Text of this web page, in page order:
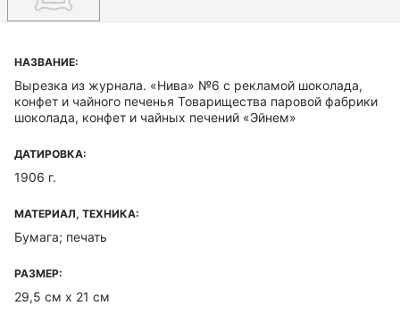
НАЗВАНИЕ:
Вырезка из журнала. «Нива» №6 с рекламой шоколада,
конфет и чайного печенья Товарищества паровой фабрики
шоколада, конфет и чайных печений «Эйнем»
ДАТИРОВКА:
1906 г.
МАТЕРИАЛ, ТЕХНИКА:
Бумага; печать
РАЗМЕР:
29,5 см х 21 см